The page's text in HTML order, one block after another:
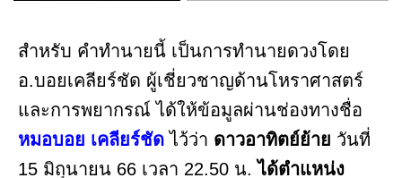
สำหรับ คำทำนายนี้ เป็นการทำนายดวงโดย
อ.บอยเคลียร์ชัด ผู้เชี่ยวชาญด้านโหราศาสตร์
และการพยากรณ์ ได้ให้ข้อมูลผ่านช่องทางชื่อ
หมอบอย เคลียร์ชัด ไว้ว่า ดาวอาทิตย์ย้าย วันที่
15 มิถุนายน 66 เวลา 22.50 น.ได้ตำแหน่ง